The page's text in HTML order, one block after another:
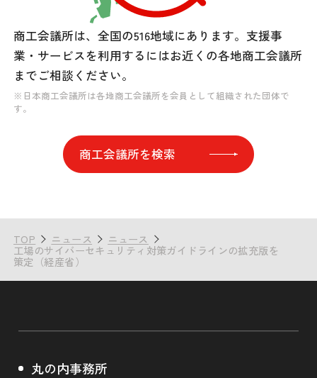
商工会議所は、全国の516地域にあります。 支援事
業・サービスを利用するにはお近くの各地商工会議所
までご相談ください。
※日本商工会議所は各地商工会議所を会員として組織された団体で
す。
商工会議所を検索
TOP ニュース ニュース
工場のサイバーセキュリティ対策ガイドラインの拡充版を
策定（経産省）
丸の内事務所